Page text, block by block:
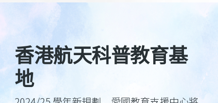
香港航天科普教育基
地